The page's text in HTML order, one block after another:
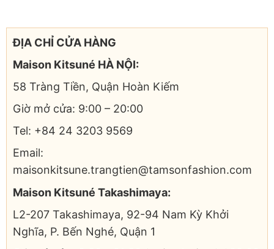
ĐỊA CHỈ CỬA HÀNG
Maison Kitsuné HÀ NỘI:
58 Tràng Tiền, Quận Hoàn Kiếm
Giờ mở cửa: 9:00 – 20:00
Tel: +84 24 3203 9569
Email:
maisonkitsune.trangtien@tamsonfashion.com
Maison Kitsuné Takashimaya:
L2-207 Takashimaya, 92-94 Nam Kỳ Khởi
Nghĩa, P. Bến Nghé, Quận 1